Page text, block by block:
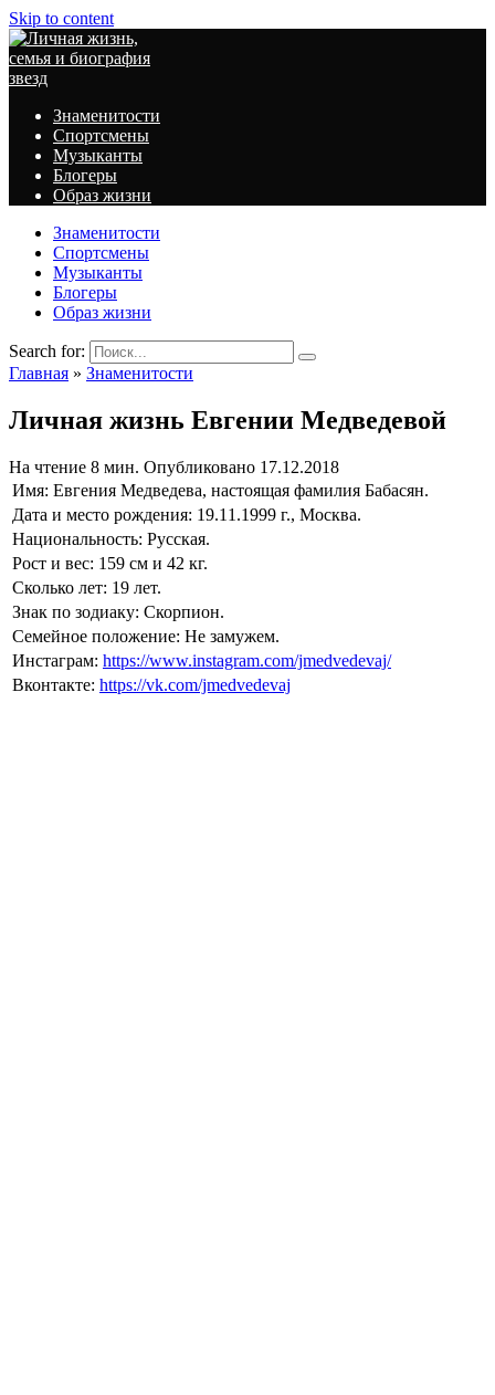
Skip to content
Знаменитости
Спортсмены
Музыканты
Блогеры
Образ жизни
Знаменитости
Спортсмены
Музыканты
Блогеры
Образ жизни
Search for:
Главная » Знаменитости
Личная жизнь Евгении Медведевой
На чтение 8 мин. Опубликовано 17.12.2018
Имя: Евгения Медведева, настоящая фамилия Бабасян.
Дата и место рождения: 19.11.1999 г., Москва.
Национальность: Русская.
Рост и вес: 159 см и 42 кг.
Сколько лет: 19 лет.
Знак по зодиаку: Скорпион.
Семейное положение: Не замужем.
Инстаграм: https://www.instagram.com/jmedvedevaj/
Вконтакте: https://vk.com/jmedvedevaj